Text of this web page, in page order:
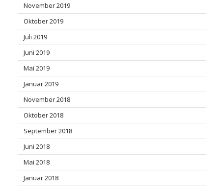
November 2019
Oktober 2019
Juli 2019
Juni 2019
Mai 2019
Januar 2019
November 2018
Oktober 2018
September 2018
Juni 2018
Mai 2018
Januar 2018